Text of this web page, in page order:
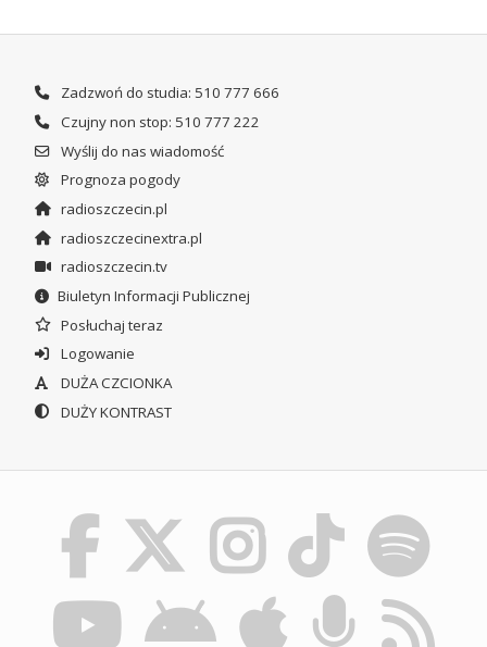
Zadzwoń do studia: 510 777 666
Czujny non stop: 510 777 222
Wyślij do nas wiadomość
Prognoza pogody
radioszczecin.pl
radioszczecinextra.pl
radioszczecin.tv
Biuletyn Informacji Publicznej
Posłuchaj teraz
Logowanie
DUŻA CZCIONKA
DUŻY KONTRAST